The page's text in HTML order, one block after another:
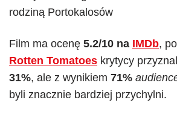
Film ma ocenę 5.2/10 na IMDb,
Rotten Tomatoes krytycy
31%, ale z wynikiem 71%
byli znacznie bardziej przychylni.